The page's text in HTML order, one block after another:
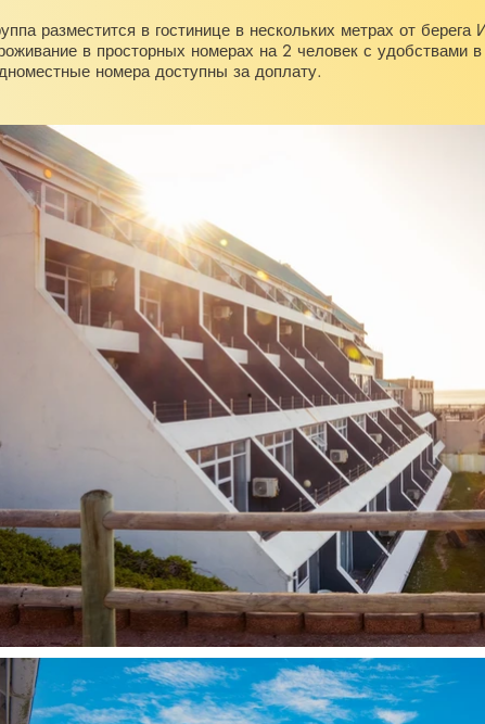
разместится в гостинице в нескольких метрах от
в просторных номерах на 2 человек с удобствами
номера доступны за доплату.